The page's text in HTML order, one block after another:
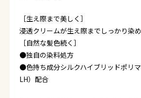
［生え際まで美しく］
浸透クリームが生え際までしっかり染め
［自然な髪色続く］
●独自の染料処方
●色持ち成分シルクハイブリッドポリ
LH）配合